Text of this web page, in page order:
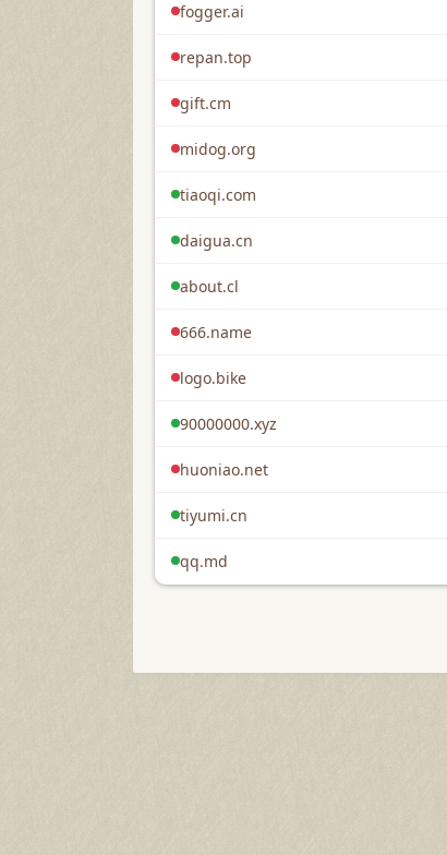
fogger.ai
repan.top
gift.cm
midog.org
tiaoqi.com
daigua.cn
about.cl
666.name
logo.bike
90000000.xyz
huoniao.net
tiyumi.cn
qq.md